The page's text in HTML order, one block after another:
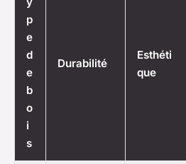
p
e
d
e
b
o
i
s
Durabilité
Esthéti
que